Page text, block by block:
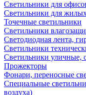
Светильники для
Светильники для
Точечные светильники
Светильники
Светодиодная лента,
Светильники
Светильники уличные,
Прожекторы
Фонари, переносные
Специальные
воздуха)